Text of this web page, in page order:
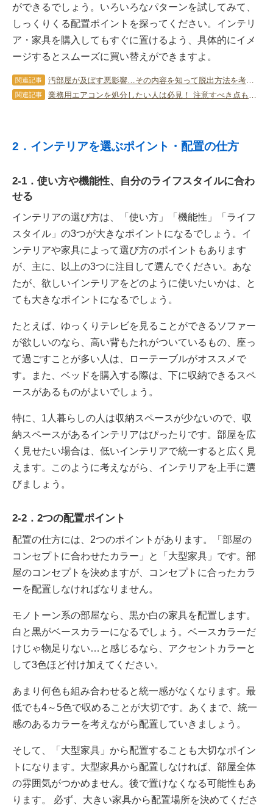
ができるでしょう。いろいろなパターンを試してみて、
しっくりくる配置ポイントを探ってください。インテリ
ア・家具を購入してもすぐに置けるよう、具体的にイメ
ージするとスムーズに買い替えができますよ。
関連記事
関連記事
2．インテリアを選ぶポイント・配置の仕方
2-1．使い方や機能性、自分のライフスタイルに合わ
せる
インテリアの選び方は、「使い方」「機能性」「ライフ
スタイル」の3つが大きなポイントになるでしょう。イ
ンテリアや家具によって選び方のポイントもあります
が、主に、以上の3つに注目して選んでください。あな
たが、欲しいインテリアをどのように使いたいかは、と
ても大きなポイントになるでしょう。
たとえば、ゆっくりテレビを見ることができるソファー
が欲しいのなら、高い背もたれがついているもの、座っ
て過ごすことが多い人は、ローテーブルがオススメで
す。また、ベッドを購入する際は、下に収納できるスペ
ースがあるものがよいでしょう。
特に、1人暮らしの人は収納スペースが少ないので、収
納スペースがあるインテリアはぴったりです。部屋を広
く見せたい場合は、低いインテリアで統一すると広く見
えます。このように考えながら、インテリアを上手に選
びましょう。
2-2．2つの配置ポイント
配置の仕方には、2つのポイントがあります。「部屋の
コンセプトに合わせたカラー」と「大型家具」です。部
屋のコンセプトを決めますが、コンセプトに合ったカラ
ーを配置しなければなりません。
モノトーン系の部屋なら、黒か白の家具を配置します。
白と黒がベースカラーになるでしょう。ベースカラーだ
けじゃ物足りない…と感じるなら、アクセントカラーと
して3色ほど付け加えてください。
あまり何色も組み合わせると統一感がなくなります。最
低でも4～5色で収めることが大切です。あくまで、統一
感のあるカラーを考えながら配置していきましょう。
そして、「大型家具」から配置することも大切なポイン
トになります。大型家具から配置しなければ、部屋全体
の雰囲気がつかめません。後で置けなくなる可能性もあ
ります。 必ず、大きい家具から配置場所を決めてくださ